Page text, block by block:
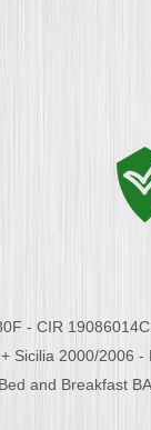
- CIR
Sicilia 2000/2006
Bed and Breakfast